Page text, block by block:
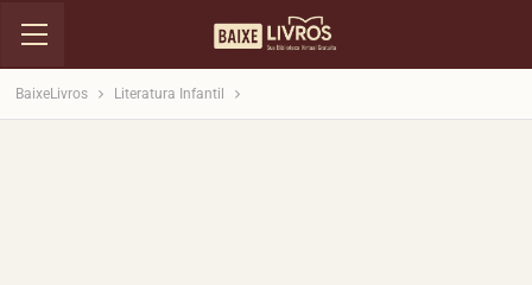
BaixeLivros Literatura Infantil